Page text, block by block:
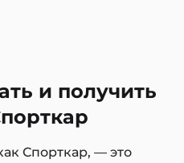
и получить
Спорткар, — это